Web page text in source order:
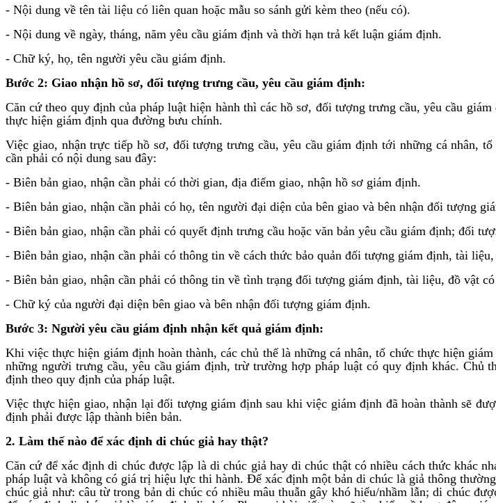
- Nội dung về tên tài liệu có liên quan hoặc mẫu so sánh gửi kèm theo (nếu có).
- Nội dung về ngày, tháng, năm yêu cầu giám định và thời hạn trả kết luận giám định.
- Chữ ký, họ, tên người yêu cầu giám định.
Bước 2: Giao nhận hồ sơ, đối tượng trưng cầu, yêu cầu giám định:
Căn cứ theo quy định của pháp luật hiện hành thì các hồ sơ, đối tượng trưng cầu, yêu cầu
thực hiện giám định qua đường bưu chính.
Việc giao, nhận trực tiếp hồ sơ, đối tượng trưng cầu, yêu cầu giám định tới những cá nhân,
cần phải có nội dung sau đây:
- Biên bản giao, nhận cần phải có thời gian, địa điểm giao, nhận hồ sơ giám định.
- Biên bản giao, nhận cần phải có họ, tên người đại diện của bên giao và bên nhận đối tượng
- Biên bản giao, nhận cần phải có quyết định trưng cầu hoặc văn bản yêu cầu giám định; đối
- Biên bản giao, nhận cần phải có thông tin về cách thức bảo quản đối tượng giám định, tài
- Biên bản giao, nhận cần phải có thông tin về tình trạng đối tượng giám định, tài liệu, đồ vật
- Chữ ký của người đại diện bên giao và bên nhận đối tượng giám định.
Bước 3: Người yêu cầu giám định nhận kết quả giám định:
Khi việc thực hiện giám định hoàn thành, các chủ thể là những cá nhân, tổ chức thực hiện
những người trưng cầu, yêu cầu giám định, trừ trường hợp pháp luật có quy định khác. Chủ
định theo quy định của pháp luật.
Việc thực hiện giao, nhận lại đối tượng giám định sau khi việc giám định đã hoàn thành sẽ
định phải được lập thành biên bản.
2. Làm thế nào để xác định di chúc giả hay thật?
Căn cứ để xác định di chúc được lập là di chúc giả hay di chúc thật có nhiều cách thức khác
pháp luật và không có giá trị hiệu lực thi hành. Để xác định một bản di chúc là giả thông
chúc giả như: câu từ trong bản di chúc có nhiều mâu thuẫn gây khó hiểu/nhầm lẫn; di chúc